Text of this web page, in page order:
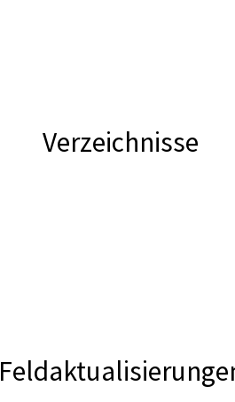
Verzeichnisse